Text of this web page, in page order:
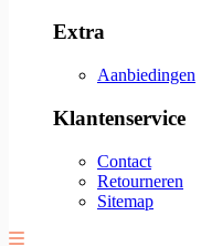
Extra
Aanbiedingen
Klantenservice
Contact
Retourneren
Sitemap